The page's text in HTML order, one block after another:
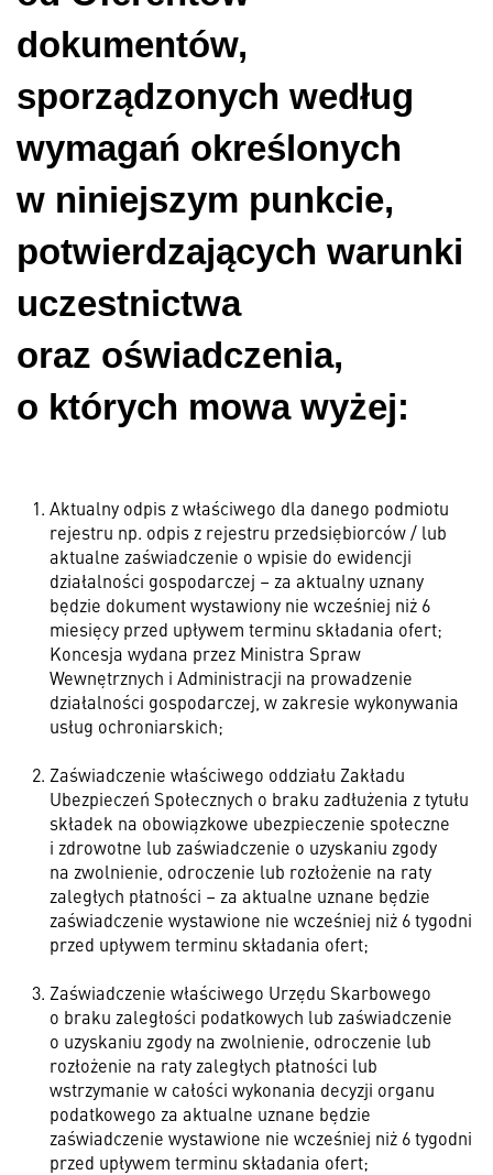
dokumentów,
sporządzonych według
wymagań określonych
w niniejszym punkcie,
potwierdzających warunki
uczestnictwa
oraz oświadczenia,
o których mowa wyżej:
Aktualny odpis z właściwego dla danego podmiotu
rejestru np. odpis z rejestru przedsiębiorców / lub
aktualne zaświadczenie o wpisie do ewidencji
działalności gospodarczej – za aktualny uznany
będzie dokument wystawiony nie wcześniej niż 6
miesięcy przed upływem terminu składania ofert;
Koncesja wydana przez Ministra Spraw
Wewnętrznych i Administracji na prowadzenie
działalności gospodarczej, w zakresie wykonywania
usług ochroniarskich;
Zaświadczenie właściwego oddziału Zakładu
Ubezpieczeń Społecznych o braku zadłużenia z tytułu
składek na obowiązkowe ubezpieczenie społeczne
i zdrowotne lub zaświadczenie o uzyskaniu zgody
na zwolnienie, odroczenie lub rozłożenie na raty
zaległych płatności – za aktualne uznane będzie
zaświadczenie wystawione nie wcześniej niż 6 tygodni
przed upływem terminu składania ofert;
Zaświadczenie właściwego Urzędu Skarbowego
o braku zaległości podatkowych lub zaświadczenie
o uzyskaniu zgody na zwolnienie, odroczenie lub
rozłożenie na raty zaległych płatności lub
wstrzymanie w całości wykonania decyzji organu
podatkowego za aktualne uznane będzie
zaświadczenie wystawione nie wcześniej niż 6 tygodni
przed upływem terminu składania ofert;